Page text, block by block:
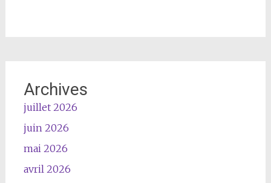
Archives
juillet 2026
juin 2026
mai 2026
avril 2026